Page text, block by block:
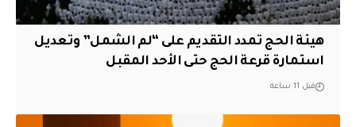
هيئة الحج تمدد التقديم على “لم الشمل” وتعديل
استمارة قرعة الحج حتى الأحد المقبل
قبل 11 ساعة